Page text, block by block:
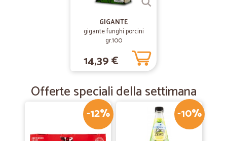
GIGANTE
gigante funghi porcini
gr.100
14,39 €
Offerte speciali della settimana
-12% -10%